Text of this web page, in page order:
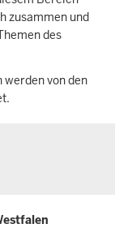
zusammen und
des
von den